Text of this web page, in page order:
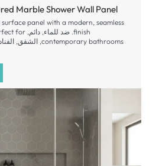
Marble Shower Wall Panel
panel with a modern seamless
finish . ضد للماء, دائم, for
contemporary bathrooms , الشقق,